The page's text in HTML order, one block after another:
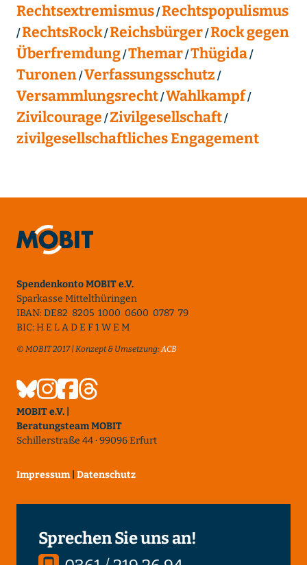
Rechtsextremismus Rechtspopulismus
RechtsRock Reichsbürger Rock gegen
Überfremdung Themar Thügida
Turonen Verfassungsschutz
Versammlungsrecht Wahlkampf
Zivilcourage Zivilgesellschaft
zivilgesellschaftliches Engagement
Spendenkonto MOBIT e.V.
Sparkasse Mittelthüringen
IBAN: DE82 8205 1000 0600 0787 79
BIC: H E L A D E F 1 W E M
© MOBIT 2017 | Konzept & Umsetzung:ACB
MOBIT e.V. |
Beratungsteam MOBIT
Schillerstraße 44 · 99096 Erfurt
Impressum Datenschutz
Sprechen Sie uns an!